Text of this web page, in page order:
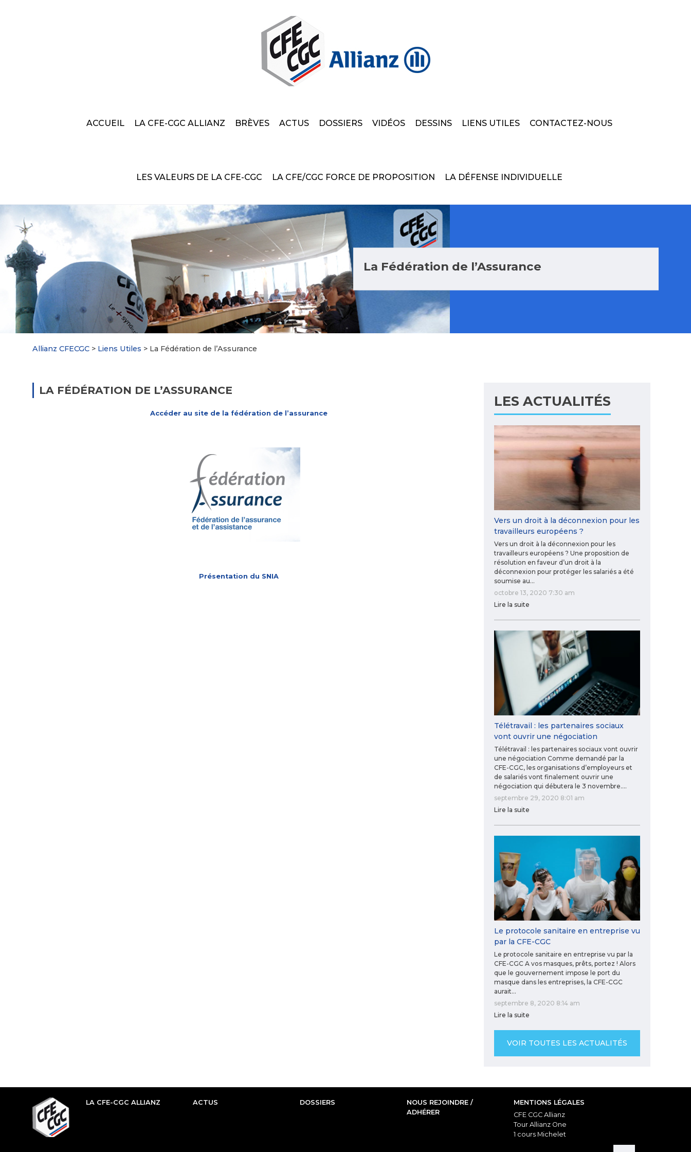
ACCUEIL LA CFE-CGC ALLIANZ BRÈVES ACTUS DOSSIERS VIDÉOS DESSINS LIENS UTILES CONTACTEZ-NOUS
LES VALEURS DE LA CFE-CGC LA CFE/CGC FORCE DE PROPOSITION LA DÉFENSE INDIVIDUELLE
La Fédération de l’Assurance
Allianz CFECGC > Liens Utiles > La Fédération de l’Assurance
LA FÉDÉRATION DE L’ASSURANCE
Accéder au site de la fédération de l’assurance
Présentation du SNIA
LES ACTUALITÉS
Vers un droit à la déconnexion pour les
travailleurs européens ?
Vers un droit à la déconnexion pour les
travailleurs européens ? Une proposition de
résolution en faveur d’un droit à la
déconnexion pour protéger les salariés a été
soumise au…
octobre 13, 2020 7:30 am
Lire la suite
Télétravail : les partenaires sociaux
vont ouvrir une négociation
Télétravail : les partenaires sociaux vont ouvrir
une négociation Comme demandé par la
CFE-CGC, les organisations d’employeurs et
de salariés vont finalement ouvrir une
négociation qui débutera le 3 novembre.…
septembre 29, 2020 8:01 am
Lire la suite
Le protocole sanitaire en entreprise vu
par la CFE-CGC
Le protocole sanitaire en entreprise vu par la
CFE-CGC A vos masques, prêts, portez ! Alors
que le gouvernement impose le port du
masque dans les entreprises, la CFE-CGC
aurait…
septembre 8, 2020 8:14 am
Lire la suite
VOIR TOUTES LES ACTUALITÉS
LA CFE-CGC ALLIANZ ACTUS DOSSIERS
NOUS REJOINDRE /
ADHÉRER
MENTIONS LÉGALES
CFE CGC Allianz
Tour Allianz One
1 cours Michelet